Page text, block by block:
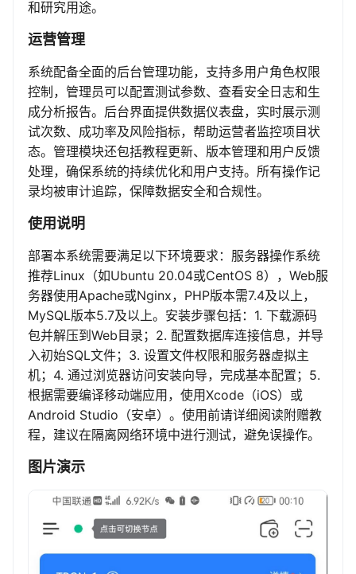
和研究用途。
运营管理
系统配备全面的后台管理功能，支持多用户角色权限
控制，管理员可以配置测试参数、查看安全日志和生
成分析报告。后台界面提供数据仪表盘，实时展示测
试次数、成功率及风险指标，帮助运营者监控项目状
态。管理模块还包括教程更新、版本管理和用户反馈
处理，确保系统的持续优化和用户支持。所有操作记
录均被审计追踪，保障数据安全和合规性。
使用说明
部署本系统需要满足以下环境要求：服务器操作系统
推荐Linux（如Ubuntu 20.04或CentOS 8），Web服
务器使用Apache或Nginx，PHP版本需7.4及以上，
MySQL版本5.7及以上。安装步骤包括：1. 下载源码
包并解压到Web目录；2. 配置数据库连接信息，并导
入初始SQL文件；3. 设置文件权限和服务器虚拟主
机；4. 通过浏览器访问安装向导，完成基本配置；5.
根据需要编译移动端应用，使用Xcode（iOS）或
Android Studio（安卓）。使用前请详细阅读附赠教
程，建议在隔离网络环境中进行测试，避免误操作。
图片演示